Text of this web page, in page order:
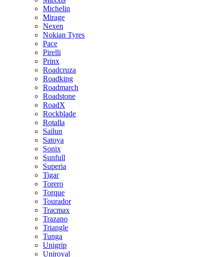
Michelin
Mirage
Nexen
Nokian Tyres
Pace
Pirelli
Prinx
Roadcruza
Roadking
Roadmarch
Roadstone
RoadX
Rockblade
Rotalla
Sailun
Satoya
Sonix
Sunfull
Superia
Tigar
Torero
Torque
Tourador
Tracmax
Trazano
Triangle
Tunga
Unigrip
Uniroyal